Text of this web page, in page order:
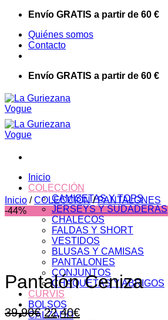
Saltar
contenido
Envío GRATIS a partir de 60 €
Quiénes somos
Contacto
Envío GRATIS a partir de 60 €
Inicio
COLECCIÓN
CAMISETAS Y TOPS
JERSEYS Y SUDADERAS
CHALECOS
FALDAS Y SHORT
VESTIDOS
BLUSAS Y CAMISAS
PANTALONES
CONJUNTOS
CHAQUETAS Y ABRIGOS
CURVIS
BOLSOS
CALZADO
Inicio / COLECCIÓN / PANTALONES
-44%
Pantalón Ceniza
39,90€ El
22,40€El